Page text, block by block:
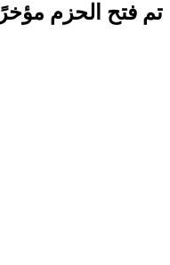
تم فتح الحزم مؤخرًا